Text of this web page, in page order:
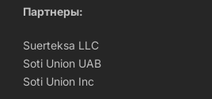
Партнеры:
Suerteksa LLC
Soti Union UAB
Soti Union Inc